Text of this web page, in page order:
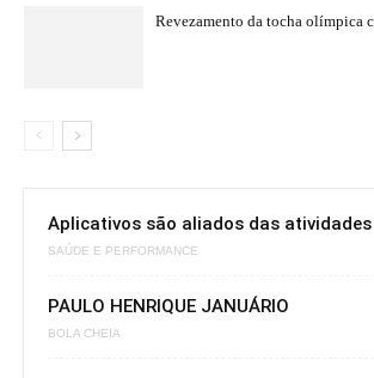
Revezamento da tocha olímpica
Aplicativos são aliados das
SAÚDE E PERFORMANCE
PAULO HENRIQUE JANUÁRIO
BOLA CHEIA